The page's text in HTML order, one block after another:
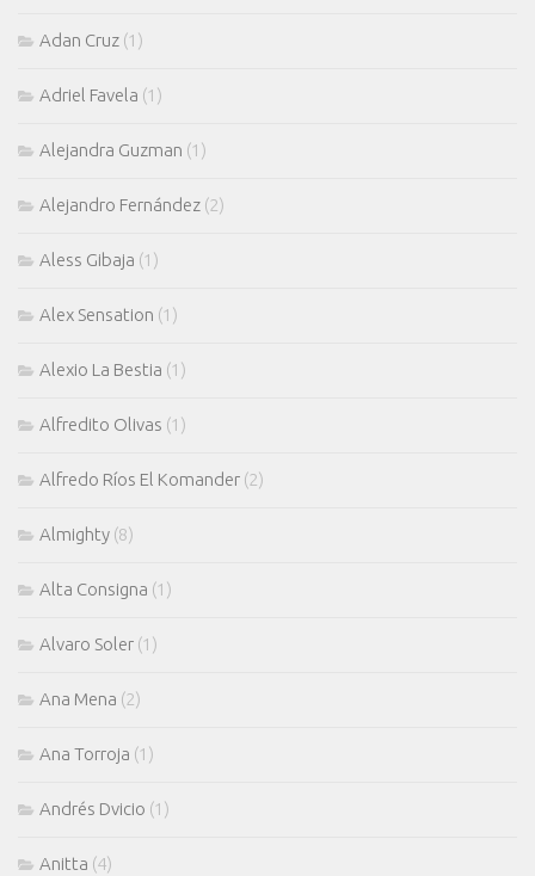
Adan Cruz (1)
Adriel Favela (1)
Alejandra Guzman (1)
Alejandro Fernández (2)
Aless Gibaja (1)
Alex Sensation (1)
Alexio La Bestia (1)
Alfredito Olivas (1)
Alfredo Ríos El Komander (2)
Almighty (8)
Alta Consigna (1)
Alvaro Soler (1)
Ana Mena (2)
Ana Torroja (1)
Andrés Dvicio (1)
Anitta (4)